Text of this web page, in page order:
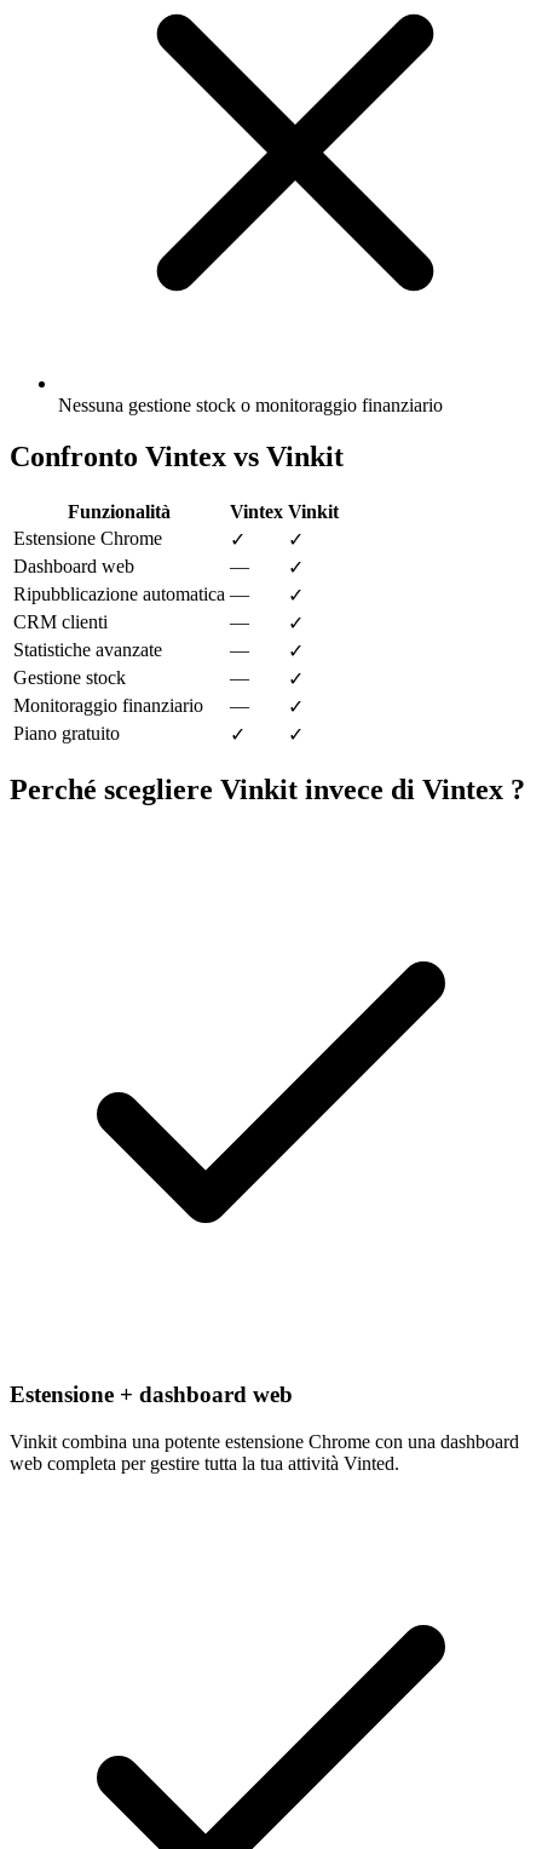
Nessuna gestione stock o monitoraggio finanziario
Confronto Vintex vs Vinkit
Funzionalità Vintex Vinkit
Estensione Chrome
✓
✓
Dashboard web
—
✓
Ripubblicazione automatica —
✓
CRM clienti
—
✓
Statistiche avanzate
—
✓
Gestione stock
—
✓
Monitoraggio finanziario
—
✓
Piano gratuito
✓ ✓
Perché scegliere Vinkit invece di Vintex ?
Estensione + dashboard web
Vinkit combina una potente estensione Chrome con una dashboard
web completa per gestire tutta la tua attività Vinted.